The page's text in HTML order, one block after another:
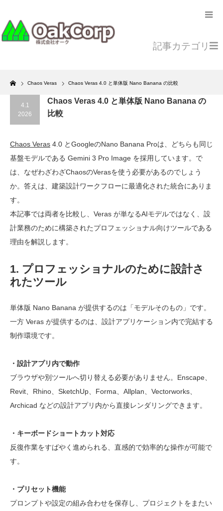
Home
Chaos Veras Chaos Veras 4.0 と単体版 Nano Banana の比較
記事カテゴリ
4.1
2026
Chaos Veras 4.0 と単体版 Nano Banana の
比較
Chaos Veras 4.0 とGoogleのNano Banana Proは、どちらも同じ
基盤モデルである Gemini 3 Pro Image を採用しています。で
は、なぜわざわざChaosのVerasを使う必要があるのでしょう
か。答えは、建築設計ワークフローに最適化された統合にありま
す。
本記事では両者を比較し、Veras が単なるAIモデルではなく、設
計業務のために構築されたプロフェッショナル向けツールである
理由を解説します。
1. プロフェッショナルのために設計さ
れたツール
単体版 Nano Banana が提供するのは「モデルそのもの」です。
一方 Veras が提供するのは、設計アプリケーション内で完結する
制作環境です。
・設計アプリ内で動作
ブラウザや別ツールへ切り替える必要がありません。Enscape、
Revit、Rhino、SketchUp、Forma、Allplan、Vectorworks、
Archicad などの設計アプリ内から直接レンダリングできます。
・キーボードショートカット対応
反復作業をすばやく進められる、直感的で効率的な操作が可能で
す。
・プリセット機能
プロンプトや設定の組み合わせを保存し、プロジェクトをまたい